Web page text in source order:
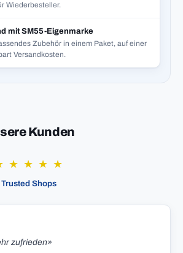
Wiederbesteller.
mit SM55-Eigenmarke
Zubehör in einem Paket, auf einer
Versandkosten.
Kunden
★ ★ ★ ★
Trusted Shops
zufrieden»